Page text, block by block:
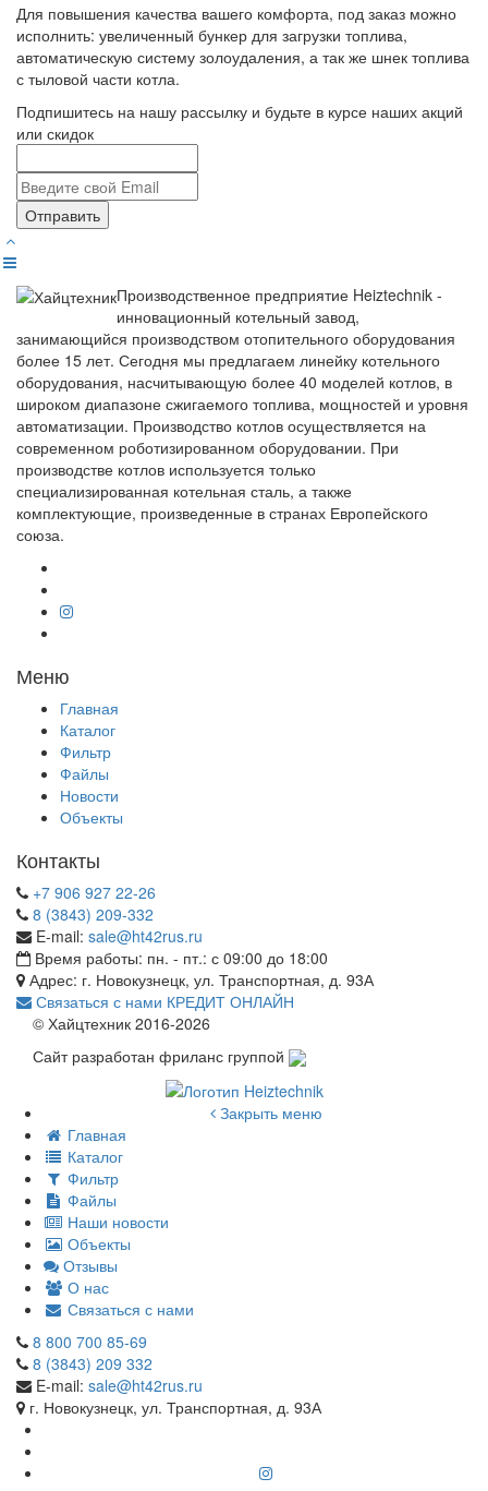
Для повышения качества вашего комфорта, под заказ можно
исполнить: увеличенный бункер для загрузки топлива,
автоматическую систему золоудаления, а так же шнек топлива
с тыловой части котла.
Подпишитесь на нашу рассылку и будьте в курсе наших акций
или скидок
Отправить
Производственное предприятие Heiztechnik -
инновационный котельный завод,
занимающийся производством отопительного оборудования
более 15 лет. Сегодня мы предлагаем линейку котельного
оборудования, насчитывающую более 40 моделей котлов, в
широком диапазоне сжигаемого топлива, мощностей и уровня
автоматизации. Производство котлов осуществляется на
современном роботизированном оборудовании. При
производстве котлов используется только
специализированная котельная сталь, а также
комплектующие, произведенные в странах Европейского
союза.
Меню
Главная
Каталог
Фильтр
Файлы
Новости
Объекты
Контакты
+7 906 927 22-26
8 (3843) 209-332
E-mail: sale@ht42rus.ru
Время работы: пн. - пт.: с 09:00 до 18:00
Адрес: г. Новокузнецк, ул. Транспортная, д. 93А
Связаться с нами КРЕДИТ ОНЛАЙН
© Хайцтехник 2016-2026
Сайт разработан фриланс группой
Закрыть меню
Главная
Каталог
Фильтр
Файлы
Наши новости
Объекты
Отзывы
О нас
Связаться с нами
8 800 700 85-69
8 (3843) 209 332
E-mail: sale@ht42rus.ru
г. Новокузнецк, ул. Транспортная, д. 93А